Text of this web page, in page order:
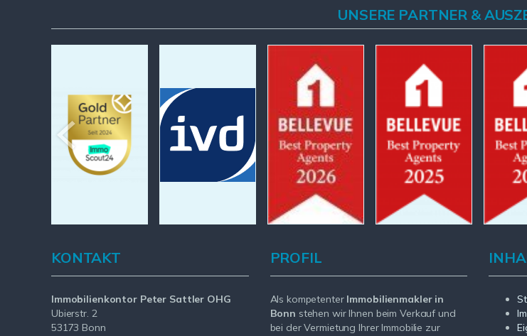
UNSERE PARTNER &
KONTAKT
Immobilienkontor Peter Sattler OHG
Ubierstr. 2
53173 Bonn
PROFIL
Als kompetenter Immobilienmakler in
Bonn stehen wir Ihnen beim Verkauf und
bei der Vermietung Ihrer Immobilie zur